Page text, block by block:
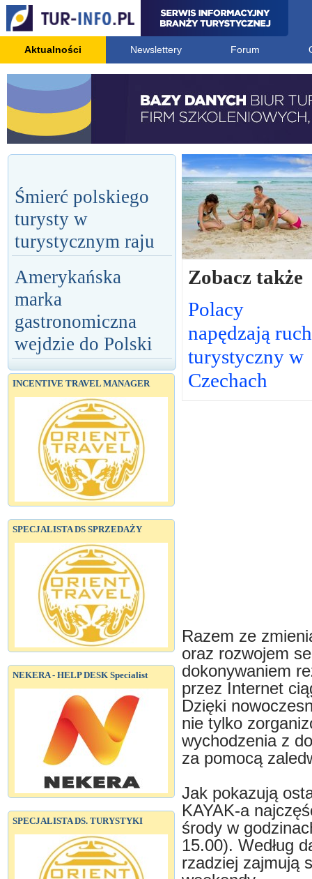
Aktualności Newslettery Forum
Śmierć polskiego
turysty w
turystycznym raju
Amerykańska
marka
gastronomiczna
wejdzie do Polski
INCENTIVE TRAVEL MANAGER
SPECJALISTA DS SPRZEDAŻY
NEKERA - HELP DESK Specialist
SPECJALISTA DS. TURYSTYKI
Zobacz także
Polacy
napędzają ruch
turystyczny w
Czechach
Razem ze
oraz rozwojem
dokonywaniem
przez Internet
Dzięki
nie tylko
wychodzenia z
za pomocą
Jak pokazują
KAYAK-a
środy w
15.00). Według
rzadziej zajmują